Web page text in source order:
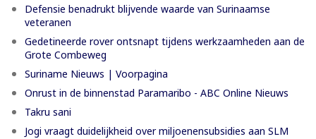
Defensie benadrukt blijvende waarde van Surinaamse
veteranen
Gedetineerde rover ontsnapt tijdens werkzaamheden aan de
Grote Combeweg
Suriname Nieuws | Voorpagina
Onrust in de binnenstad Paramaribo - ABC Online Nieuws
Takru sani
Jogi vraagt duidelijkheid over miljoenensubsidies aan SLM